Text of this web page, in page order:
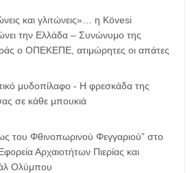
και γλιτώνεις»… η Kövesi
την Ελλάδα – Συνώνυμο της
ο ΟΠΕΚΕΠΕ, ατιμώρητες οι απάτες
μυδοπίλαφο - Η φρεσκάδα της
σε κάθε μπουκιά
του Φθινοπωρινού Φεγγαριού” στο
Αρχαιοτήτων Πιερίας και
Ολύμπου